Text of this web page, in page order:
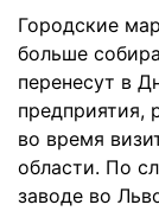
Городские
больше
перенесут в
предприятия,
во время
области. По
заводе во